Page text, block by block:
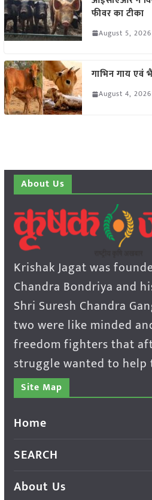
फीवर का टीका
August 5, 2026
गाभिन गाय एवं
August 4, 2026
About Us
Krishak Jagat was
Chandra Bondriya and
Shri Suresh Chandra
two were like minded
freedom fighters that
struggle wanted to help
Site Map
Home
SEARCH
About Us